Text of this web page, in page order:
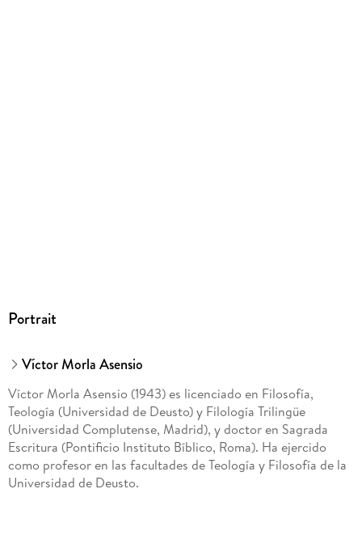
Portrait
Víctor Morla Asensio
Víctor Morla Asensio (1943) es licenciado en Filosofía,
Teología (Universidad de Deusto) y Filología Trilingüe
(Universidad Complutense, Madrid), y doctor en Sagrada
Escritura (Pontificio Instituto Bíblico, Roma). Ha ejercido
como profesor en las facultades de Teología y Filosofía de la
Universidad de Deusto.